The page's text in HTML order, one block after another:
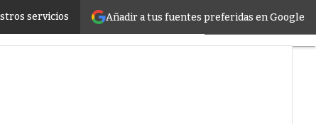
Añadir a tus fuentes preferidas en Google
servicios
y tecnólogo de IoT/IIoT, LenovoServidores
CPD y